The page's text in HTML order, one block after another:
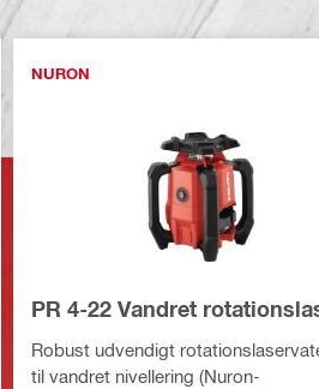
NURON
PR 4-22 Vandret
Robust udvendigt
til vandret nivellering (Nuron-